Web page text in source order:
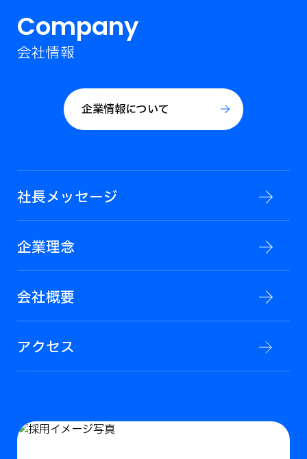
Company
会社情報
企業情報について
社長メッセージ
企業理念
会社概要
アクセス